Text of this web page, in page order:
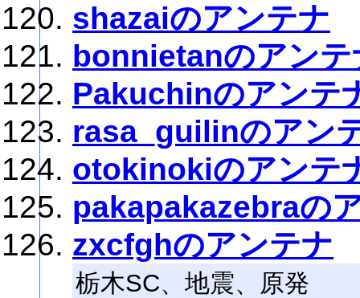
shazaiのアンテナ
bonnietanのアンテ
Pakuchinのアンテ
rasa_guilinのアン
otokinokiのアンテ
pakapakazebraの
zxcfghのアンテナ
栃木SC、地震、原発